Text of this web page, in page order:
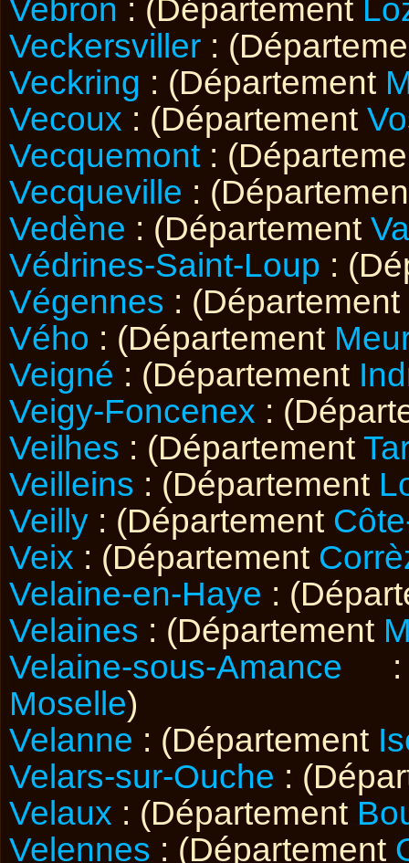
Vebron : (Département
Veckersviller :
Veckring : (Département
Vecoux : (Département
Vecquemont :
Vecqueville :
Vedène : (Département
Védrines-Saint-Loup :
Végennes : (Département
Vého : (Département
Veigné : (Département
Veigy-Foncenex :
Veilhes : (Département
Veilleins : (Département
Veilly : (Département
Veix : (Département
Velaine-en-Haye :
Velaines : (Département
Velaine-sous-Amance :
Moselle)
Velanne : (Département
Velars-sur-Ouche :
Velaux : (Département
Velennes : (Département